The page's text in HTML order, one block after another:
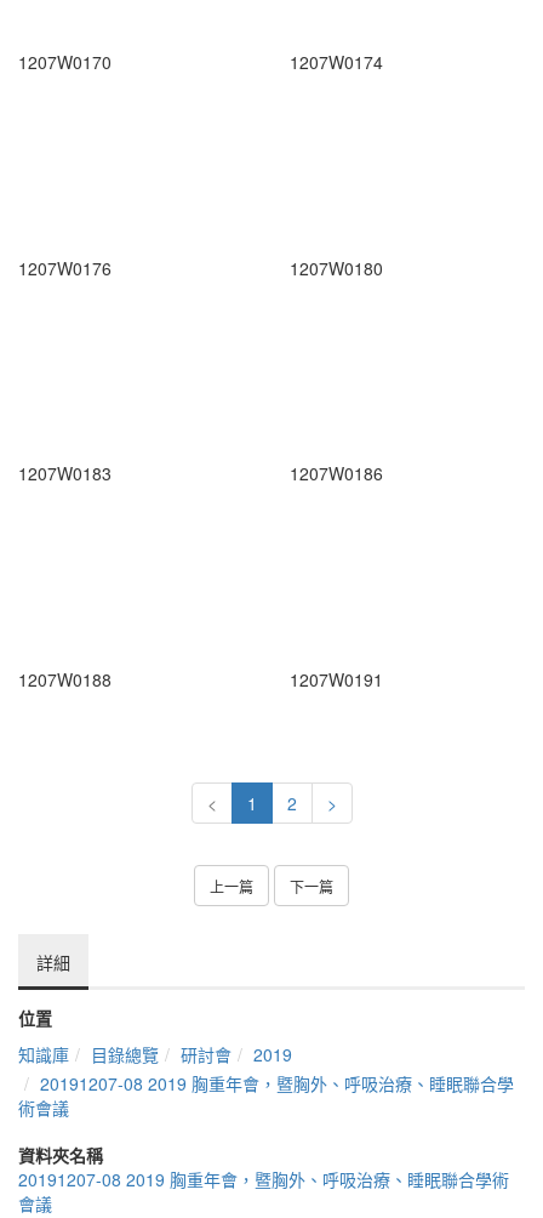
1207W0170 1207W0174
1207W0176 1207W0180
1207W0183 1207W0186
1207W0188 1207W0191
< 1 2 >
上一篇 下一篇
詳細
位置
知識庫
目錄總覽 研討會
2019
20191207-08 2019 胸重年會，暨胸外、呼吸治療、睡眠聯合學
術會議
資料夾名稱
20191207-08 2019 胸重年會，暨胸外、呼吸治療、睡眠聯合學術
會議